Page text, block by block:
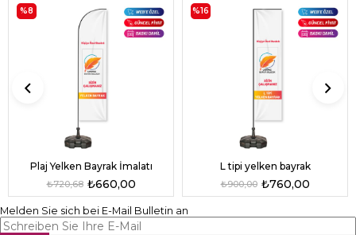
Plaj Yelken Bayrak İmalatı
₺660,00
₺720,68
%8
L tipi yelken bayrak
₺760,00
₺900,00
%16
Melden Sie sich bei E-Mail Bulletin an